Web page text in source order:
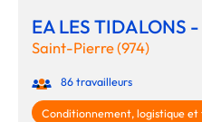
EA LES TIDALONS -
Saint-Pierre (974)
86 travailleurs
Conditionnement, logistique